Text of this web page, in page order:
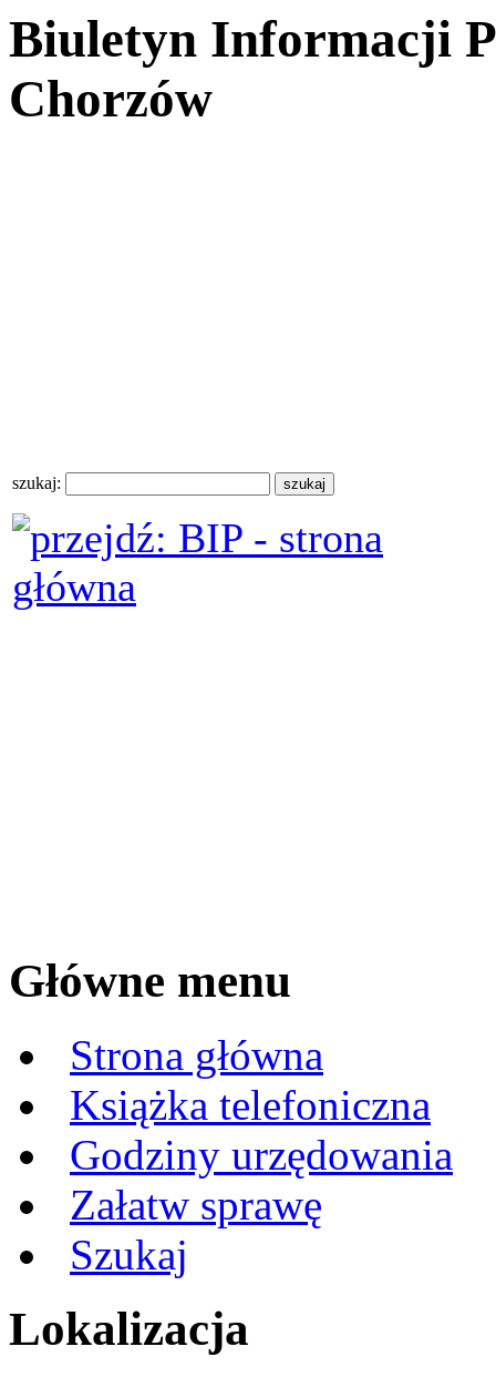
Biuletyn Informacji
Chorzów
szukaj:
Główne menu
Strona główna
Książka telefoniczna
Godziny urzędowania
Załatw sprawę
Szukaj
Lokalizacja